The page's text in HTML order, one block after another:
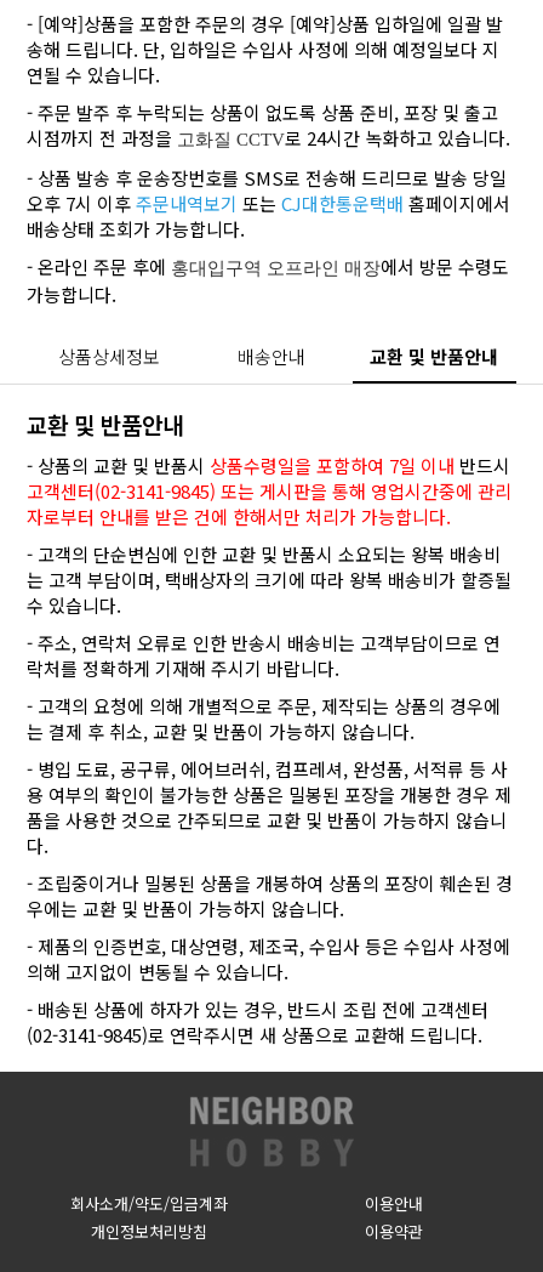
- [예약]상품을 포함한 주문의 경우 [예약]상품 입하일에 일괄 발
송해 드립니다. 단, 입하일은 수입사 사정에 의해 예정일보다 지
연될 수 있습니다.
- 주문 발주 후 누락되는 상품이 없도록 상품 준비, 포장 및 출고
시점까지 전 과정을 고화질 CCTV로 24시간 녹화하고 있습니다.
- 상품 발송 후 운송장번호를 SMS로 전송해 드리므로 발송 당일
오후 7시 이후주문내역보기 또는CJ대한통운택배 홈페이지에서
배송상태 조회가 가능합니다.
- 온라인 주문 후에 홍대입구역 오프라인 매장에서 방문 수령도
가능합니다.
상품상세정보 배송안내 교환 및 반품안내
교환 및 반품안내
- 상품의 교환 및 반품시 상품수령일을 포함하여 7일 이내 반드시
고객센터(02-3141-9845) 또는 게시판을 통해 영업시간중에 관리
자로부터 안내를 받은 건에 한해서만 처리가 가능합니다.
- 고객의 단순변심에 인한 교환 및 반품시 소요되는 왕복 배송비
는 고객 부담이며, 택배상자의 크기에 따라 왕복 배송비가 할증될
수 있습니다.
- 주소, 연락처 오류로 인한 반송시 배송비는 고객부담이므로 연
락처를 정확하게 기재해 주시기 바랍니다.
- 고객의 요청에 의해 개별적으로 주문, 제작되는 상품의 경우에
는 결제 후 취소, 교환 및 반품이 가능하지 않습니다.
- 병입 도료, 공구류, 에어브러쉬, 컴프레셔, 완성품, 서적류 등 사
용 여부의 확인이 불가능한 상품은 밀봉된 포장을 개봉한 경우 제
품을 사용한 것으로 간주되므로 교환 및 반품이 가능하지 않습니
다.
- 조립중이거나 밀봉된 상품을 개봉하여 상품의 포장이 훼손된 경
우에는 교환 및 반품이 가능하지 않습니다.
- 제품의 인증번호, 대상연령, 제조국, 수입사 등은 수입사 사정에
의해 고지없이 변동될 수 있습니다.
- 배송된 상품에 하자가 있는 경우, 반드시 조립 전에 고객센터
(02-3141-9845)로 연락주시면 새 상품으로 교환해 드립니다.
회사소개/약도/입금계좌
이용안내
개인정보처리방침
이용약관